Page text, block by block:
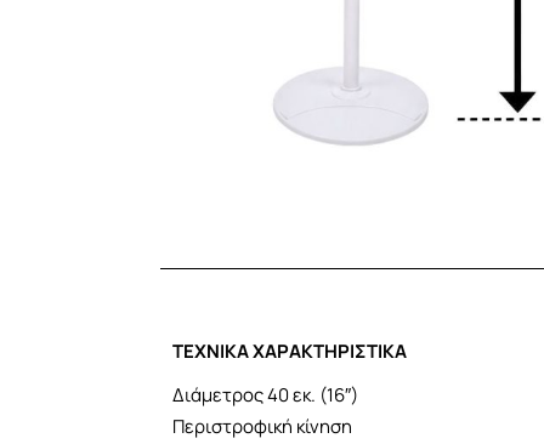
ΤΕΧΝΙΚΑ ΧΑΡΑΚΤΗΡΙΣΤΙΚΑ
Διάμετρος 40 εκ. (16″)
Περιστροφική κίνηση